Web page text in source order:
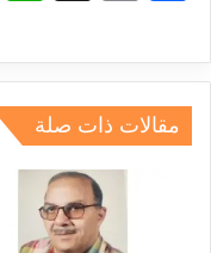
c
e
b
o
ai
l
A
مقالات ذات صلة